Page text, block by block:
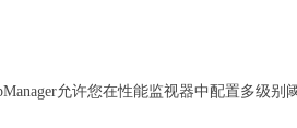
允许您在性能监视器中配置多级别